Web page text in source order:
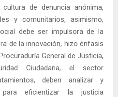
de denuncia anónima,
y comunitarios, asimismo,
debe ser impulsora de la
de la innovación, hizo énfasis
General de Justicia,
Ciudadana, el sector
deben analizar y
para eficientizar la justicia